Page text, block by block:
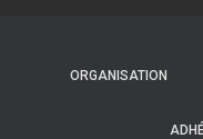
ORGANISATION